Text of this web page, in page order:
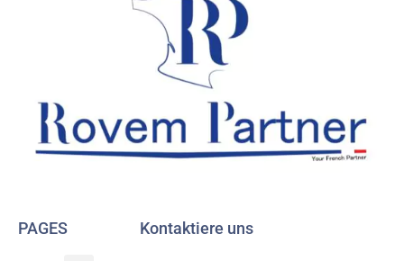
PAGES Kontaktiere uns